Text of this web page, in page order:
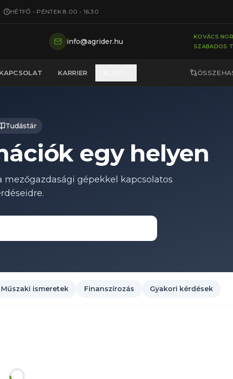
HÉTFŐ - PÉNTEK 8.00 - 16.30
info@agrider.hu
KOVÁCS
SZABADOS
KAPCSOLAT KARRIER
Tudástár
egy helyen
gépekkel kapcsolatos
Műszaki ismeretek Finanszírozás Gyakori kérdések